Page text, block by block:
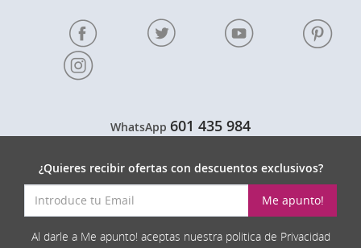
WhatsApp 601 435 984
¿Quieres recibir ofertas con descuentos exclusivos?
Me apunto!
Al darle a Me apunto! aceptas nuestra politica de Privacidad